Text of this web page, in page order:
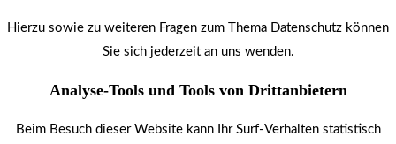
Hierzu sowie zu weiteren Fragen zum Thema Datenschutz können
Sie sich jederzeit an uns wenden.
Analyse-Tools und Tools von Dritt­anbietern
Beim Besuch dieser Website kann Ihr Surf-Verhalten statistisch